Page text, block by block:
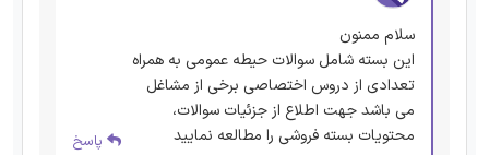
سلام ممنون
این بسته شامل سوالات حیطه عمومی به همراه
تعدادی از دروس اختصاصی برخی از مشاغل
می باشد جهت اطلاع از جزئیات سوالات،
محتویات بسته فروشی را مطالعه نمایید
پاسخ